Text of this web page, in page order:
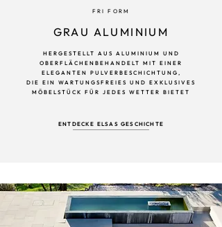
FRI FORM
GRAU ALUMINIUM
HERGESTELLT AUS ALUMINIUM UND
OBERFLÄCHENBEHANDELT MIT EINER
ELEGANTEN PULVERBESCHICHTUNG,
DIE EIN WARTUNGSFREIES UND EXKLUSIVES
MÖBELSTÜCK FÜR JEDES WETTER BIETET
ENTDECKE ELSAS GESCHICHTE